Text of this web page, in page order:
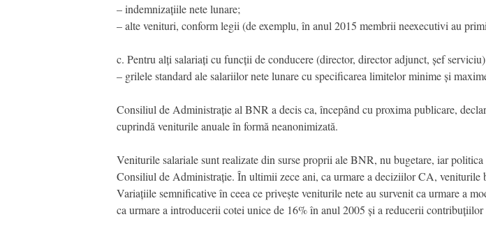
– indemnizațiile nete lunare;
– alte venituri, conform legii (de exemplu, în anul 2015 membrii neexecutivi au
c. Pentru alți salariați cu funcții de conducere (director, director adjunct, șef
– grilele standard ale salariilor nete lunare cu specificarea limitelor minime și
Consiliul de Administrație al BNR a decis ca, începând cu proxima publicare,
cuprindă veniturile anuale în formă neanonimizată.
Veniturile salariale sunt realizate din surse proprii ale BNR, nu bugetare, iar
Consiliul de Administrație. În ultimii zece ani, ca urmare a deciziilor CA,
Variațiile semnificative în ceea ce privește veniturile nete au survenit ca urmare a
ca urmare a introducerii cotei unice de 16% în anul 2005 și a reducerii